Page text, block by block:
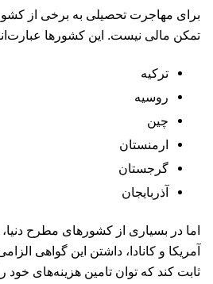
برای مهاجرت تحصیلی به برخی از
تمکن مالی نیست. این کشورها
ترکیه
روسیه
چین
ارمنستان
گرجستان
آذربایجان
اما در بسیاری از کشورهای مطرح دنیا،
آمریکا و کانادا، داشتن این گواهی
ثابت کند که توان تامین هزینه‌های